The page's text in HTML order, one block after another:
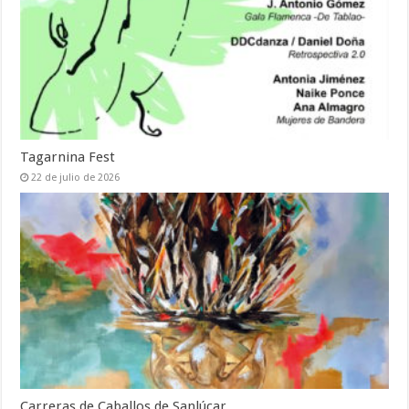
Tagarnina Fest
22 de julio de 2026